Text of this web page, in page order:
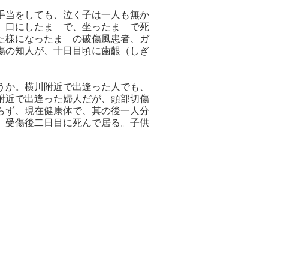
当をしても、泣く子は一人も無か
口にしたまゝで、坐ったまゝで死
様になったまゝの破傷風患者、ガ
の知人が、十日目頃に歯齦（しぎ
。横川附近で出逢った人でも、
近で出逢った婦人だが、頭部切傷
ず、現在健康体で、其の後一人分
受傷後二日目に死んで居る。子供